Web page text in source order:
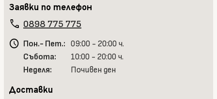
Заявки по телефон
phone 0898 775 775
schedule Пон.- Пет.: 09:00 - 20:00 ч.
Събота:
10:00 - 20:00 ч.
Неделя:
Почивен ден
Доставки